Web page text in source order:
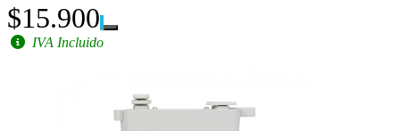
$15.900
IVA Incluido